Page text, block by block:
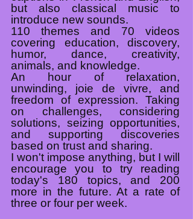
but also classical music to
introduce new sounds.
110 themes and 70 videos
covering education, discovery,
humor, dance, creativity,
animals, and knowledge.
An hour of relaxation,
unwinding, joie de vivre, and
freedom of expression. Taking
on challenges, considering
solutions, seizing opportunities,
and supporting discoveries
based on trust and sharing.
I won't impose anything, but I will
encourage you to try reading
today's 180 topics, and 200
more in the future. At a rate of
three or four per week.